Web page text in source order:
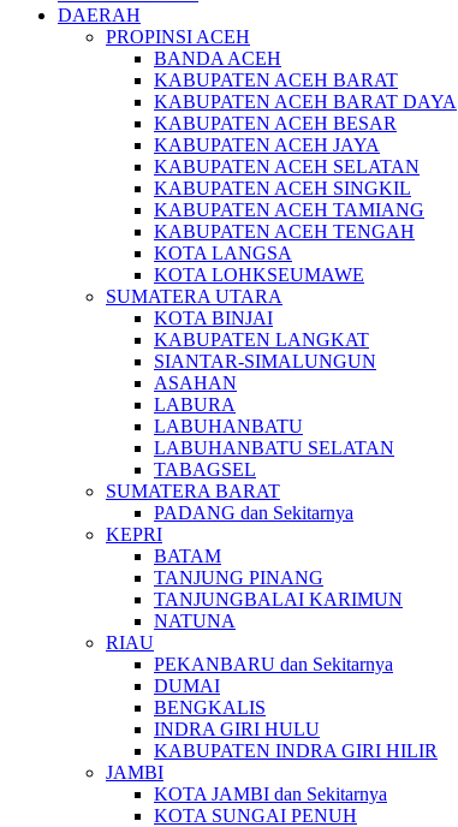
DAERAH
PROPINSI ACEH
BANDA ACEH
KABUPATEN ACEH BARAT
KABUPATEN ACEH BARAT DAYA
KABUPATEN ACEH BESAR
KABUPATEN ACEH JAYA
KABUPATEN ACEH SELATAN
KABUPATEN ACEH SINGKIL
KABUPATEN ACEH TAMIANG
KABUPATEN ACEH TENGAH
KOTA LANGSA
KOTA LOHKSEUMAWE
SUMATERA UTARA
KOTA BINJAI
KABUPATEN LANGKAT
SIANTAR-SIMALUNGUN
ASAHAN
LABURA
LABUHANBATU
LABUHANBATU SELATAN
TABAGSEL
SUMATERA BARAT
PADANG dan Sekitarnya
KEPRI
BATAM
TANJUNG PINANG
TANJUNGBALAI KARIMUN
NATUNA
RIAU
PEKANBARU dan Sekitarnya
DUMAI
BENGKALIS
INDRA GIRI HULU
KABUPATEN INDRA GIRI HILIR
JAMBI
KOTA JAMBI dan Sekitarnya
KOTA SUNGAI PENUH